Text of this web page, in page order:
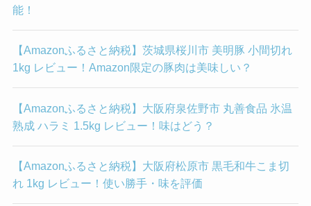
能！
【Amazonふるさと納税】茨城県桜川市 美明豚 小間切れ
1kg レビュー！Amazon限定の豚肉は美味しい？
【Amazonふるさと納税】大阪府泉佐野市 丸善食品 氷温
熟成 ハラミ 1.5kg レビュー！味はどう？
【Amazonふるさと納税】大阪府松原市 黒毛和牛こま切
れ 1kg レビュー！使い勝手・味を評価